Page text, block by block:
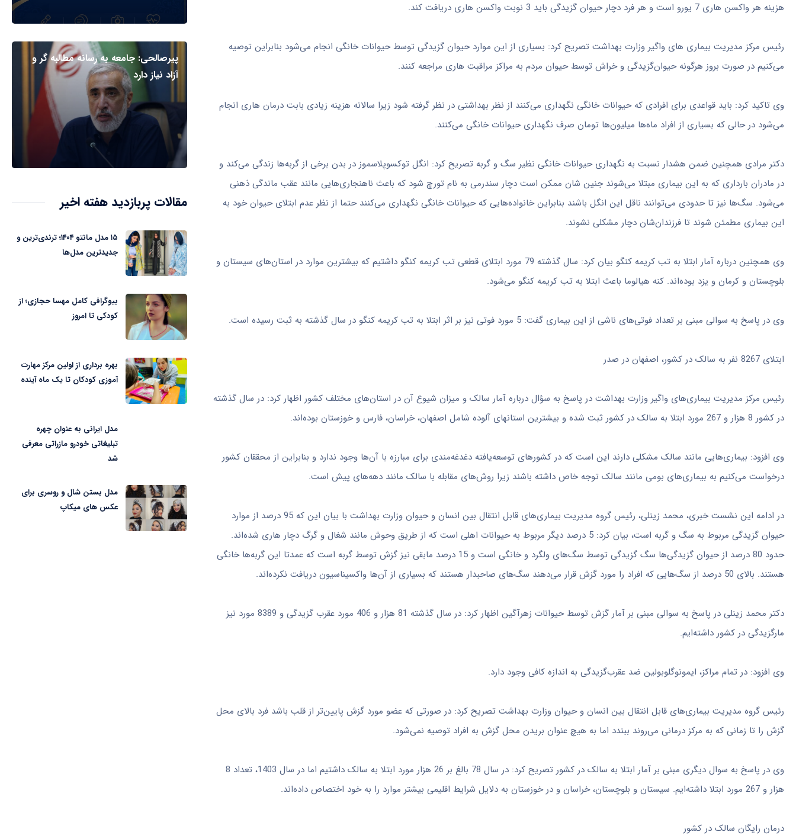
هزینه هر واکسن هاری 7 یورو است و هر فرد دچار حیوان گزیدگی باید 3 نوبت واکسن هاری دریافت کند.
رئیس مرکز مدیریت بیماری های واگیر وزارت بهداشت تصریح کرد: بسیاری از این موارد حیوان گزیدگی توسط حیوانات خانگی انجام می‌شود بنابراین توصیه
می‌کنیم در صورت بروز هرگونه حیوان‌گزیدگی و خراش توسط حیوان مردم به مراکز مراقبت هاری مراجعه کنند.
وی تاکید کرد: باید قواعدی برای افرادی که حیوانات خانگی نگهداری می‌کنند از نظر بهداشتی در نظر گرفته شود زیرا سالانه هزینه زیادی بابت درمان هاری انجام
می‌شود در حالی که بسیاری از افراد ماه‌ها میلیون‌ها تومان صرف نگهداری حیوانات خانگی می‌کنند.
دکتر مرادی همچنین ضمن هشدار نسبت به نگهداری حیوانات خانگی نظیر سگ و گربه تصریح کرد: انگل توکسوپلاسموز در بدن برخی از گربه‌ها زندگی می‌کند و
در مادران بارداری که به این بیماری مبتلا می‌شوند جنین شان ممکن است دچار سندرمی به نام تورچ شود که باعث ناهنجاری‌هایی مانند عقب ماندگی ذهنی
می‌شود. سگ‌ها نیز تا حدودی می‌توانند ناقل این انگل باشند بنابراین خانواده‌هایی که حیوانات خانگی نگهداری می‌کنند حتما از نظر عدم ابتلای حیوان خود به
این بیماری مطمئن شوند تا فرزندان‌شان دچار مشکلی نشوند.
وی همچنین درباره آمار ابتلا به تب کریمه کنگو بیان کرد: سال گذشته 79 مورد ابتلای قطعی تب کریمه کنگو داشتیم که بیشترین موارد در استان‌های سیستان و
بلوچستان و کرمان و یزد بوده‌اند. کنه هیالوما باعث ابتلا به تب کریمه کنگو می‌شود.
وی در پاسخ به سوالی مبنی بر تعداد فوتی‌های ناشی از این بیماری گفت: 5 مورد فوتی نیز بر اثر ابتلا به تب کریمه کنگو در سال گذشته به ثبت رسیده است.
ابتلای 8267 نفر به سالک در کشور، اصفهان در صدر
رئیس مرکز مدیریت بیماری‌های واگیر وزارت بهداشت در پاسخ به سؤال درباره آمار سالک و میزان شیوع آن در استان‌های مختلف کشور اظهار کرد:‌ در سال گذشته
در کشور 8 هزار و 267 مورد ابتلا به سالک در کشور ثبت شده و بیشترین استانهای آلوده شامل اصفهان، خراسان، فارس و خوزستان بوده‌اند.
وی افزود: بیماری‌هایی مانند سالک مشکلی دارند این است که در کشورهای توسعه‌یافته دغدغه‌مندی برای مبارزه با آن‌ها وجود ندارد و بنابراین از محققان کشور
درخواست می‌کنیم به بیماری‌های بومی مانند سالک توجه خاص داشته باشند زیرا روش‌های مقابله با سالک مانند دهه‌های پیش است.
در ادامه این نشست خبری، محمد زینلی، رئیس گروه مدیریت بیماری‌های قابل انتقال بین انسان و حیوان وزارت بهداشت با بیان این که 95 درصد از موارد
حیوان گزیدگی مربوط به سگ و گربه است، بیان کرد: 5 درصد دیگر مربوط به حیوانات اهلی است که از طریق وحوش مانند شغال و گرگ دچار هاری شده‌اند.
حدود 80 درصد از حیوان گزیدگی‌ها سگ گزیدگی توسط سگ‌های ولگرد و خانگی است و 15 درصد مابقی نیز گزش توسط گربه است که عمدتا این گربه‌ها خانگی
هستند. بالای 50 درصد از سگ‌هایی که افراد را مورد گزش قرار می‌دهند سگ‌های صاحبدار هستند که بسیاری از آن‌ها واکسیناسیون دریافت نکرده‌اند.
دکتر محمد زینلی در پاسخ به سوالی مبنی بر آمار گزش توسط حیوانات زهرآگین اظهار کرد: در سال گذشته 81 هزار و 406 مورد عقرب گزیدگی و 8389 مورد نیز
مارگزیدگی در کشور داشته‌ایم.
وی افزود: در تمام مراکز، ایمونوگلوبولین ضد عقرب‌گزیدگی به اندازه کافی وجود دارد.
رئیس گروه مدیریت بیماری‌های قابل انتقال بین انسان و حیوان وزارت بهداشت تصریح کرد: در صورتی که عضو مورد گزش پایین‌تر از قلب باشد فرد بالای محل
گزش را تا زمانی که به مرکز درمانی می‌روند ببندد اما به هیچ عنوان بریدن محل گزش به افراد توصیه نمی‌شود.
وی در پاسخ به سوال دیگری مبنی بر آمار ابتلا به سالک در کشور تصریح کرد: در سال 78 بالغ بر 26 هزار مورد ابتلا به سالک داشتیم اما در سال 1403، تعداد 8
هزار و 267 مورد ابتلا داشته‌ایم. سیستان و بلوچستان، خراسان و در خوزستان به دلایل شرایط اقلیمی بیشتر موارد را به خود اختصاص داده‌اند.
درمان رایگان سالک در کشور
پیرصالحی: جامعه به رسانه مطالبه گر و
آزاد نیاز دارد
مقالات پربازدید هفته اخیر
۱۵ مدل مانتو ۱۴۰۴؛ ترندی‌ترین و
جدیدترین مدل‌ها
بیوگرافی کامل مهسا حجازی؛ از
کودکی تا امروز
بهره برداری از اولین مرکز مهارت
آموزی کودکان تا یک ماه آینده
مدل ایرانی به عنوان چهره
تبلیغاتی خودرو مازراتی معرفی
شد
مدل بستن شال و روسری برای
عکس های میکاپ